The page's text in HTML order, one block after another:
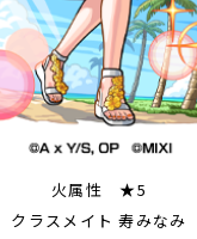
火属性 ★5
クラスメイト 寿みなみ